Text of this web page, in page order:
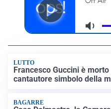
LUTTO
Francesco Guccini è
cantautore simbolo della
BAGARRE